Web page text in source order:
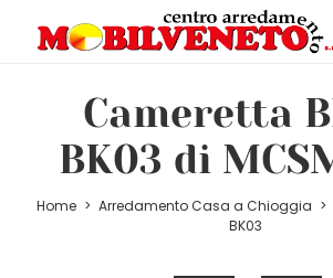
Cameretta
BK03 di
Home > Arredamento Casa a Chioggia >
BK03